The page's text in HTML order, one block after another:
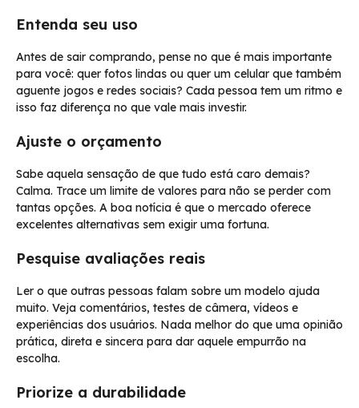
Entenda seu uso
Antes de sair comprando, pense no que é mais importante
para você: quer fotos lindas ou quer um celular que também
aguente jogos e redes sociais? Cada pessoa tem um ritmo e
isso faz diferença no que vale mais investir.
Ajuste o orçamento
Sabe aquela sensação de que tudo está caro demais?
Calma. Trace um limite de valores para não se perder com
tantas opções. A boa notícia é que o mercado oferece
excelentes alternativas sem exigir uma fortuna.
Pesquise avaliações reais
Ler o que outras pessoas falam sobre um modelo ajuda
muito. Veja comentários, testes de câmera, vídeos e
experiências dos usuários. Nada melhor do que uma opinião
prática, direta e sincera para dar aquele empurrão na
escolha.
Priorize a durabilidade